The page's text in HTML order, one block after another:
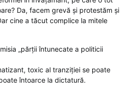
Da, facem grevă și protestăm și
cine a tăcut complice la mitele
„părții întunecate a politicii
toxic al tranziției se poate
întoarce la dictatură.